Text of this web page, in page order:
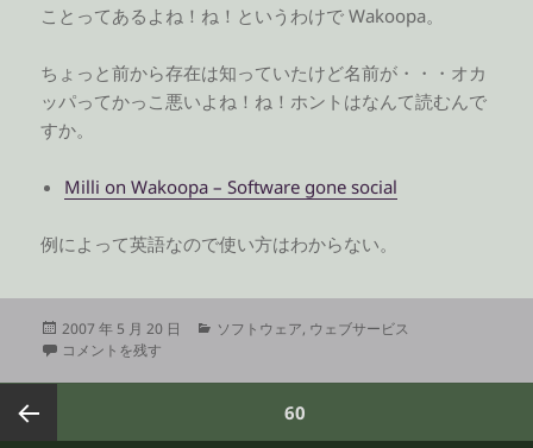
ことってあるよね！ね！というわけで Wakoopa。
ちょっと前から存在は知っていたけど名前が・・・オカ
ッパってかっこ悪いよね！ね！ホントはなんて読むんで
すか。
Milli on Wakoopa – Software gone social
例によって英語なので使い方はわからない。
投
稿
2007 年 5 月 20 日
カ
ソフトウェア, ウェブサービス
Wakoopa 入れてみた に
コメントを残す
ページ60